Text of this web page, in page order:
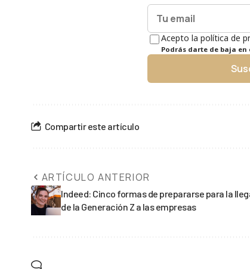
Acepto la política de
Podrás darte de baja
Compartir este artículo
ARTÍCULO ANTERIOR
Indeed: Cinco formas de prepararse para la
de la Generación Z a las empresas